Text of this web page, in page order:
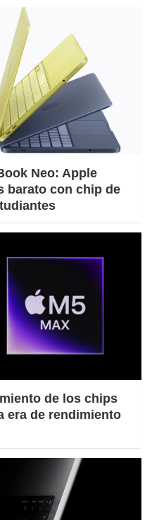
Neo: Apple
barato con chip de
de los chips
era de rendimiento